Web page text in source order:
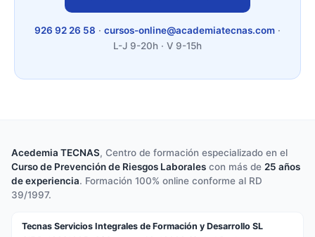
926 92 26 58 · cursos-online@academiatecnas.com ·
L-J 9-20h · V 9-15h
Acedemia TECNAS, Centro de formación especializado en el
Curso de Prevención de Riesgos Laborales con más de 25 años
de experiencia. Formación 100% online conforme al RD
39/1997.
Tecnas Servicios Integrales de Formación y Desarrollo SL